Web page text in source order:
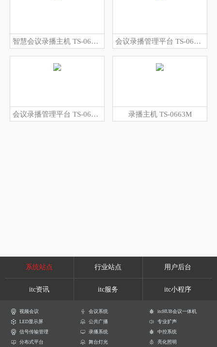
智慧会议录播主机 TS-0663MC 会议录播管理平台 TS-0620MA
会议录播管理平台 TS-0620M 录播主机 TS-0663M
系统站点 行业站点 用户后台
itc资讯 itc服务 itc小程序
视频会议 会议系统
itcHUB会议一体机
LED显示屏
公共广播
专业扩声
信号传输管理
录播系统
中控系统
分布式平台
舞台灯光 亮化照明